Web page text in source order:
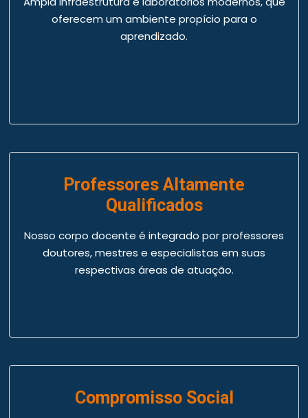
oferecem um ambiente propício para o
aprendizado.
Professores Altamente
Qualificados
Nosso corpo docente é integrado por professores
doutores, mestres e especialistas em suas
respectivas áreas de atuação.
Compromisso Social